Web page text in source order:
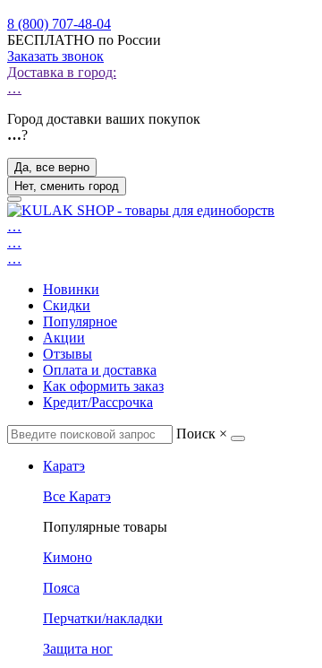
8 (800) 707-48-04
БЕСПЛАТНО по России
Заказать звонок
Доставка в город:
…
Город доставки ваших покупок
…?
Да, все верно
Нет, сменить город
…
…
…
Новинки
Скидки
Популярное
Акции
Отзывы
Оплата и доставка
Как оформить заказ
Кредит/Рассрочка
Поиск ×
Каратэ
Все Каратэ
Популярные товары
Кимоно
Пояса
Перчатки/накладки
Защита ног